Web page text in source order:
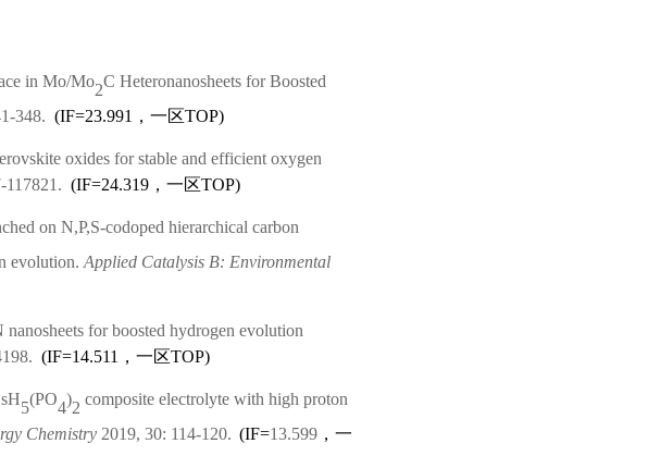
in Mo/Mo2C Heteronanosheets for Boosted
348. (IF=23.991 ，一区TOP)
oxides for stable and efficient oxygen
117821. (IF=24.319 ，一区TOP)
on N,P,S-codoped hierarchical carbon
evolution. Applied Catalysis B: Environmental
for boosted hydrogen evolution
(IF=14.511 ，一区TOP)
5(PO4)2 composite electrolyte with high proton
Chemistry 2019, 30: 114-120. (IF=13.599 ，一